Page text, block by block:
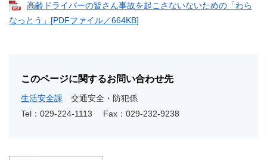
高齢ドライバーの皆さん事故を起こさないないための「わら
なっとう」[PDFファイル／664KB]
このページに関するお問い合わせ先
生活安全課
交通安全・防犯係
Tel：029-224-1113
Fax：029-232-9238